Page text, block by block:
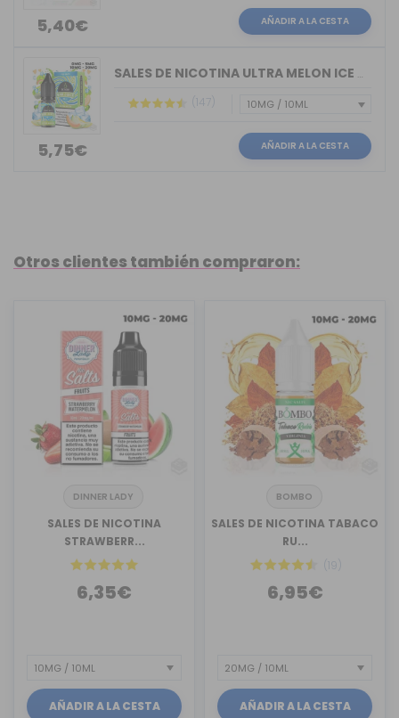
5,40€ AÑADIR A LA CESTA
5,75€
SALES DE NICOTINA ULTRA MELON ICE BAR...
(147)
AÑADIR A LA CESTA
Otros clientes también compraron:
DINNER LADY
SALES DE NICOTINA
STRAWBERR...
6,35€
AÑADIR A LA CESTA
BOMBO
SALES DE NICOTINA TABACO
RU...
(19)
6,95€
AÑADIR A LA CESTA